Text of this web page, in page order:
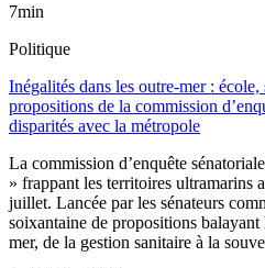
7min
Politique
Inégalités dans les outre-mer :
propositions de la commission
disparités avec la métropole
La commission d’enquête
» frappant les territoires ultramarins
juillet. Lancée par les sénateurs
soixantaine de propositions
mer, de la gestion sanitaire à la